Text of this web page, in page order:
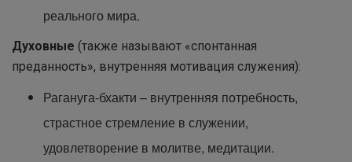
реального мира.
Духовные (также называют «спонтанная
преданность», внутренняя мотивация служения):
Рагануга-бхакти – внутренняя потребность,
страстное стремление в служении,
удовлетворение в молитве, медитации.